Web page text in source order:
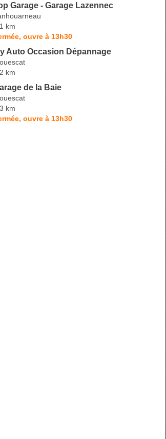
Garage - Garage Lazennec
km
ouvre à 13h30
Auto Occasion Dépannage
km
de la Baie
km
ouvre à 13h30